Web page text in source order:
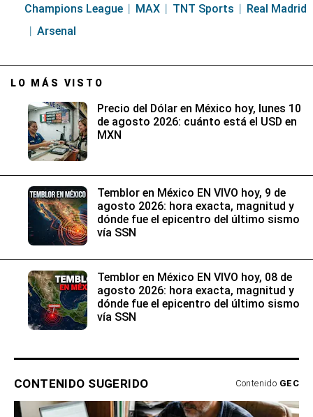
Champions League MAX TNT Sports
Real Madrid
Arsenal
LO MÁS VISTO
Precio del Dólar en México hoy, lunes 10
de agosto 2026: cuánto está el USD en
MXN
Temblor en México EN VIVO hoy, 9 de
agosto 2026: hora exacta, magnitud y
dónde fue el epicentro del último sismo
vía SSN
Temblor en México EN VIVO hoy, 08 de
agosto 2026: hora exacta, magnitud y
dónde fue el epicentro del último sismo
vía SSN
CONTENIDO SUGERIDO Contenido GEC